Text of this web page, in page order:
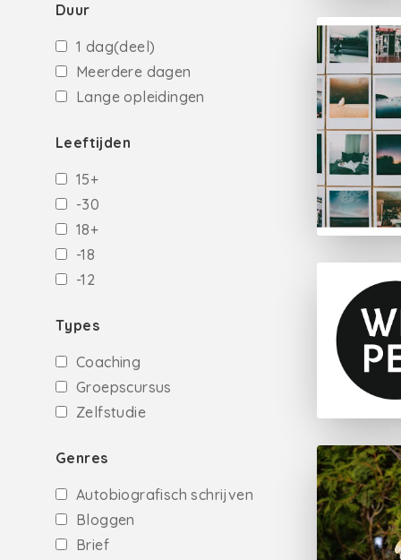
Duur
1 dag(deel)
Meerdere dagen
Lange opleidingen
Leeftijden
15+
-30
18+
-18
-12
Types
Coaching
Groepscursus
Zelfstudie
Genres
Autobiografisch schrijven
Bloggen
Brief